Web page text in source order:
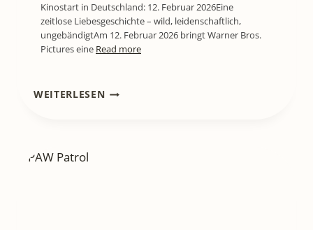
Kinostart in Deutschland: 12. Februar 2026Eine
zeitlose Liebesgeschichte – wild, leidenschaftlich,
ungebändigtAm 12. Februar 2026 bringt Warner Bros.
Pictures eine Read more
WEITERLESEN[KINO]